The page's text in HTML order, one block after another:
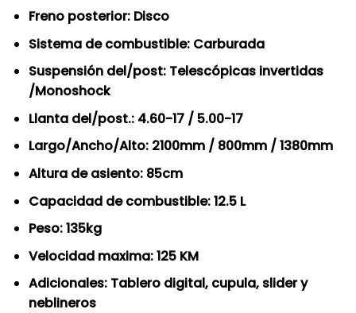
Freno posterior: Disco
Sistema de combustible: Carburada
Suspensión del/post: Telescópicas invertidas
/Monoshock
Llanta del/post.: 4.60-17 / 5.00-17
Largo/Ancho/Alto: 2100mm / 800mm / 1380mm
Altura de asiento: 85cm
Capacidad de combustible: 12.5 L
Peso: 135kg
Velocidad maxima: 125 KM
Adicionales: Tablero digital, cupula, slider y
neblineros